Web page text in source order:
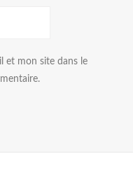
et mon site dans le